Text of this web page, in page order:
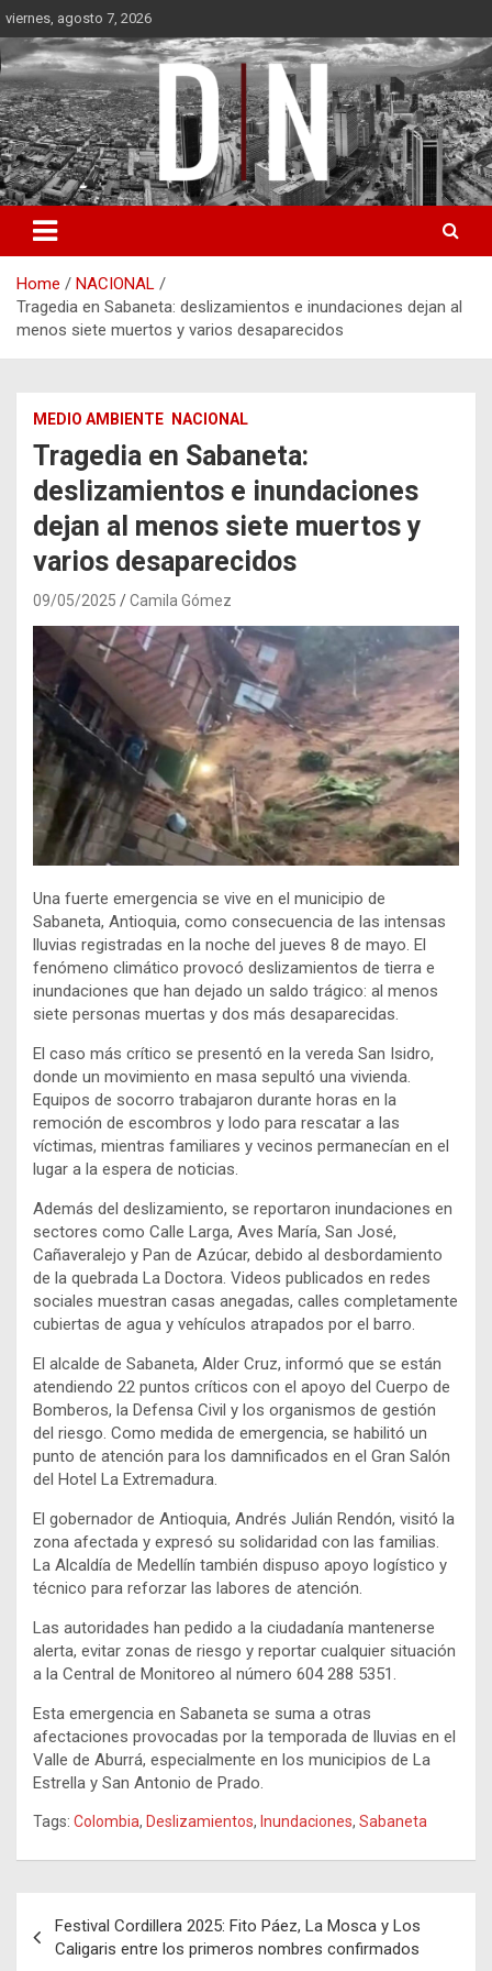
Skip
to
content
viernes, agosto 7, 2026
Diámetro Noticias
Home
NACIONAL
Tragedia en Sabaneta: deslizamientos e inundaciones dejan al
menos siete muertos y varios desaparecidos
MEDIO AMBIENTE NACIONAL
Tragedia en Sabaneta:
deslizamientos e inundaciones
dejan al menos siete muertos y
varios desaparecidos
09/05/2025 Camila Gómez
Una fuerte emergencia se vive en el municipio de
Sabaneta, Antioquia, como consecuencia de las intensas
lluvias registradas en la noche del jueves 8 de mayo. El
fenómeno climático provocó deslizamientos de tierra e
inundaciones que han dejado un saldo trágico: al menos
siete personas muertas y dos más desaparecidas.
El caso más crítico se presentó en la vereda San Isidro,
donde un movimiento en masa sepultó una vivienda.
Equipos de socorro trabajaron durante horas en la
remoción de escombros y lodo para rescatar a las
víctimas, mientras familiares y vecinos permanecían en el
lugar a la espera de noticias.
Además del deslizamiento, se reportaron inundaciones en
sectores como Calle Larga, Aves María, San José,
Cañaveralejo y Pan de Azúcar, debido al desbordamiento
de la quebrada La Doctora. Videos publicados en redes
sociales muestran casas anegadas, calles completamente
cubiertas de agua y vehículos atrapados por el barro.
El alcalde de Sabaneta, Alder Cruz, informó que se están
atendiendo 22 puntos críticos con el apoyo del Cuerpo de
Bomberos, la Defensa Civil y los organismos de gestión
del riesgo. Como medida de emergencia, se habilitó un
punto de atención para los damnificados en el Gran Salón
del Hotel La Extremadura.
El gobernador de Antioquia, Andrés Julián Rendón, visitó la
zona afectada y expresó su solidaridad con las familias.
La Alcaldía de Medellín también dispuso apoyo logístico y
técnico para reforzar las labores de atención.
Las autoridades han pedido a la ciudadanía mantenerse
alerta, evitar zonas de riesgo y reportar cualquier situación
a la Central de Monitoreo al número 604 288 5351.
Esta emergencia en Sabaneta se suma a otras
afectaciones provocadas por la temporada de lluvias en el
Valle de Aburrá, especialmente en los municipios de La
Estrella y San Antonio de Prado.
Tags: Colombia, Deslizamientos, Inundaciones, Sabaneta
de
Festival Cordillera 2025: Fito Páez, La Mosca y Los
Caligaris entre los primeros nombres confirmados